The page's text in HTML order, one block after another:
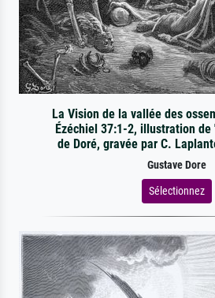
La Vision de la vallée des
Ézéchiel 37:1-2, illustration
de Doré, gravée par C.
Gustave Dore
Sélectionnez